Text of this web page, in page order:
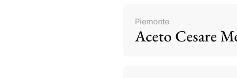
Piemonte
Aceto Cesare